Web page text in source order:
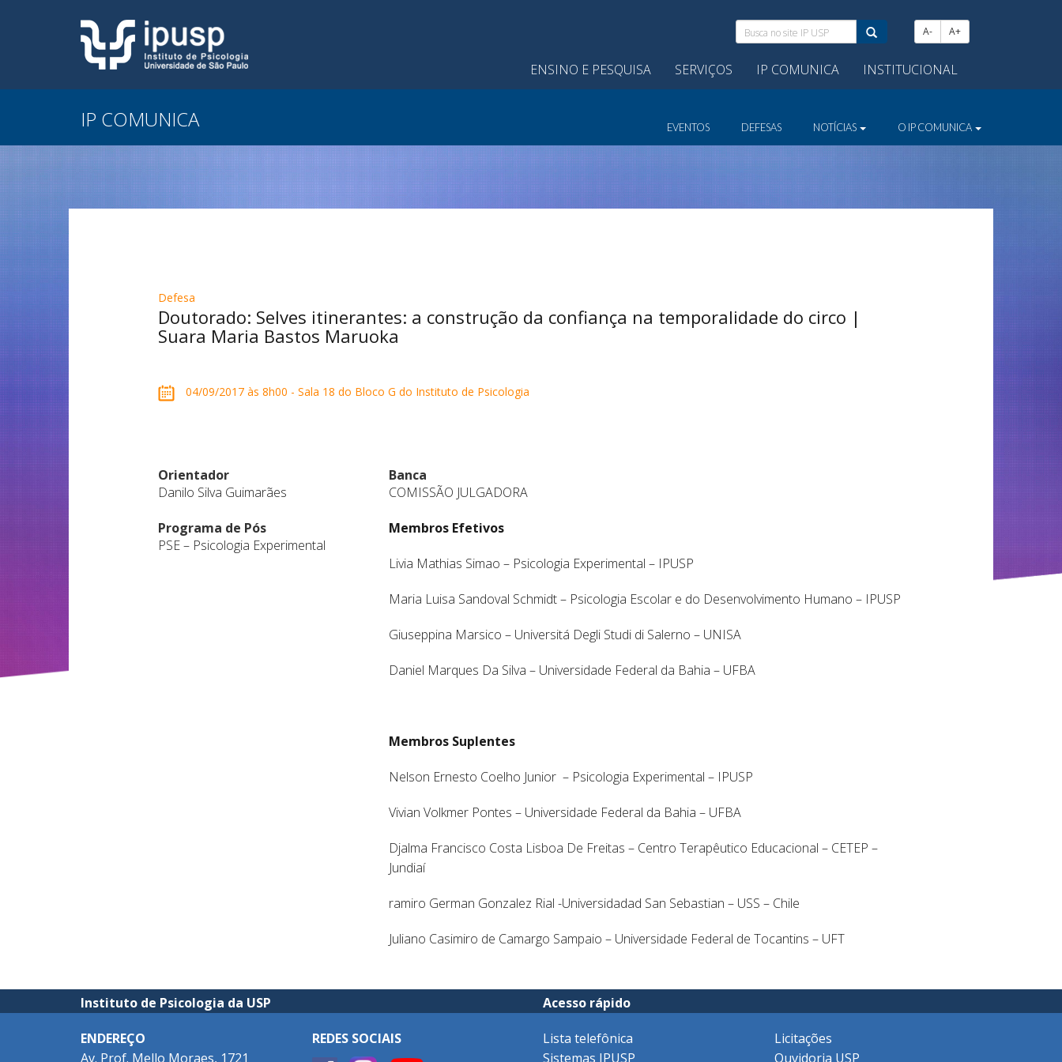
Busca
no
site
IP
A- A+
ENSINO E PESQUISA SERVIÇOS IP COMUNICA INSTITUCIONAL
IP COMUNICA EVENTOS DEFESAS NOTÍCIAS O IP COMUNICA
Defesa
Doutorado: Selves itinerantes: a construção da confiança na temporalidade do circo |
Suara Maria Bastos Maruoka
04/09/2017 às 8h00 - Sala 18 do Bloco G do Instituto de Psicologia
Orientador
Danilo Silva Guimarães
Programa de Pós
PSE – Psicologia Experimental
Banca
COMISSÃO JULGADORA
Membros Efetivos
Livia Mathias Simao – Psicologia Experimental – IPUSP
Maria Luisa Sandoval Schmidt – Psicologia Escolar e do Desenvolvimento Humano – IPUSP
Giuseppina Marsico – Universitá Degli Studi di Salerno – UNISA
Daniel Marques Da Silva – Universidade Federal da Bahia – UFBA
Membros Suplentes
Nelson Ernesto Coelho Junior – Psicologia Experimental – IPUSP
Vivian Volkmer Pontes – Universidade Federal da Bahia – UFBA
Djalma Francisco Costa Lisboa De Freitas – Centro Terapêutico Educacional – CETEP –
Jundiaí
ramiro German Gonzalez Rial -Universidadad San Sebastian – USS – Chile
Juliano Casimiro de Camargo Sampaio – Universidade Federal de Tocantins – UFT
Instituto de Psicologia da USP Acesso rápido
ENDEREÇO
Av. Prof. Mello Moraes, 1721
REDES SOCIAIS
Lista telefônica
Sistemas IPUSP
Licitações
Ouvidoria USP